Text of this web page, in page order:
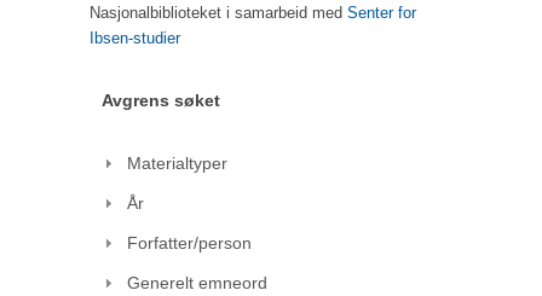
Nasjonalbiblioteket i samarbeid med Senter for
Ibsen-studier
Avgrens søket
Materialtyper
År
Forfatter/person
Generelt emneord